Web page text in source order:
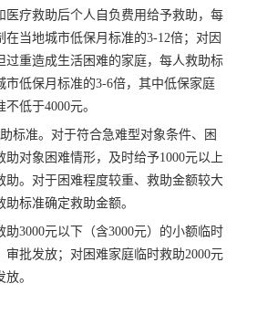
医疗救助后个人自负费用给予救助，每
在当地城市低保月标准的3-12倍；对因
过重造成生活困难的家庭，每人救助标
市低保月标准的3-6倍，其中低保家庭
低于4000元。
标准。对于符合急难型对象条件、困
助对象困难情形，及时给予1000元以上
助。对于困难程度较重、救助金额较大
标准确定救助金额。
助3000元以下（含3000元）的小额临时
审批发放；对困难家庭临时救助2000元
。